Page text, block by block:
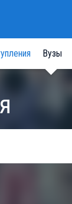
Вузы